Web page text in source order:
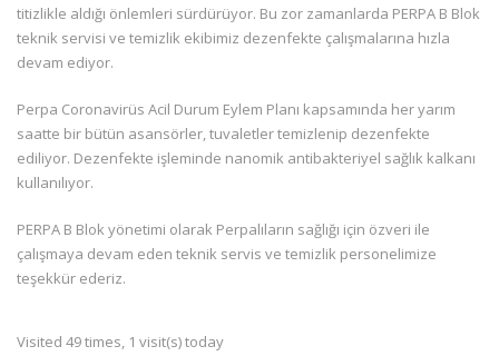
titizlikle aldığı önlemleri sürdürüyor. Bu zor zamanlarda PERPA B Blok
teknik servisi ve temizlik ekibimiz dezenfekte çalışmalarına hızla
devam ediyor.
Perpa Coronavirüs Acil Durum Eylem Planı kapsamında her yarım
saatte bir bütün asansörler, tuvaletler temizlenip dezenfekte
ediliyor. Dezenfekte işleminde nanomik antibakteriyel sağlık kalkanı
kullanılıyor.
PERPA B Blok yönetimi olarak Perpalıların sağlığı için özveri ile
çalışmaya devam eden teknik servis ve temizlik personelimize
teşekkür ederiz.
Visited 49 times, 1 visit(s) today